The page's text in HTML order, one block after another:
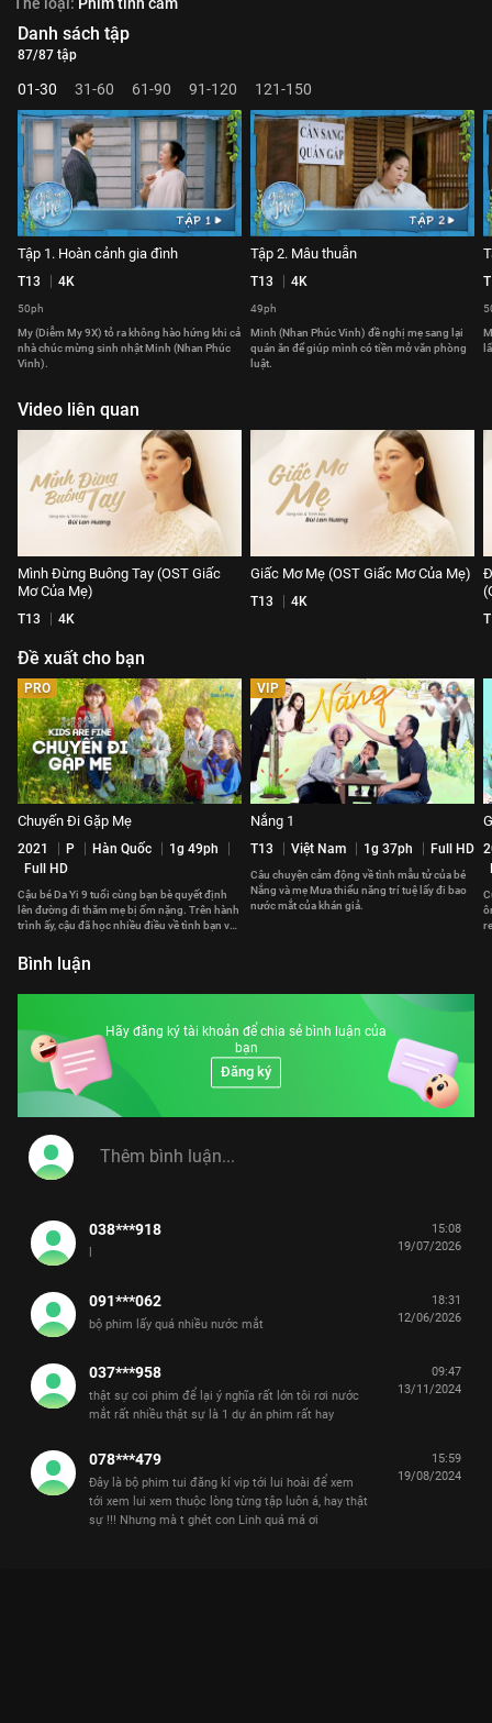
Danh sách tập
87/87 tập
01-30 31-60 61-90 91-120 121-150
Tập 1. Hoàn cảnh gia đình
T13 4K
50ph
My (Diễm My 9X) tỏ ra không hào hứng khi cả
nhà chúc mừng sinh nhật Minh (Nhan Phúc
Vinh).
Tập 2. Mâu thuẫn
T13 4K
49ph
Minh (Nhan Phúc Vinh) đề nghị mẹ sang lại
quán ăn để giúp mình có tiền mở văn phòng
luật.
Video liên quan
Mình Đừng Buông Tay (OST Giấc
Mơ Của Mẹ)
T13 4K
Giấc Mơ Mẹ (OST Giấc Mơ Của Mẹ)
T13 4K
Đề xuất cho bạn
PRO
Chuyến Đi Gặp Mẹ
2021 P Hàn Quốc
1g 49ph
Full HD
Cậu bé Da Yi 9 tuổi cùng bạn bè quyết định
lên đường đi thăm mẹ bị ốm nặng. Trên hành
trình ấy, cậu đã học nhiều điều về tình bạn và
VIP
Nắng 1
T13 Việt Nam 1g 37ph Full HD
Câu chuyện cảm động về tình mẫu tử của bé
Nắng và mẹ Mưa thiểu năng trí tuệ lấy đi bao
nước mắt của khán giả.
Bình luận
Hãy đăng ký tài khoản để chia sẻ bình luận của
bạn
Đăng ký
038***918
15:08
19/07/2026
091***062
bộ phim lấy quá nhiều nước mắt
18:31
12/06/2026
037***958
thật sự coi phim để lại ý nghĩa rất lớn tôi rơi nước
mắt rất nhiều thật sự là 1 dự án phim rất hay
09:47
13/11/2024
078***479
Đây là bộ phim tui đăng kí vip tới lui hoài để xem
tới xem lui xem thuộc lòng từng tập luôn á, hay thật
sự !!! Nhưng mà t ghét con Linh quá má ơi
15:59
19/08/2024